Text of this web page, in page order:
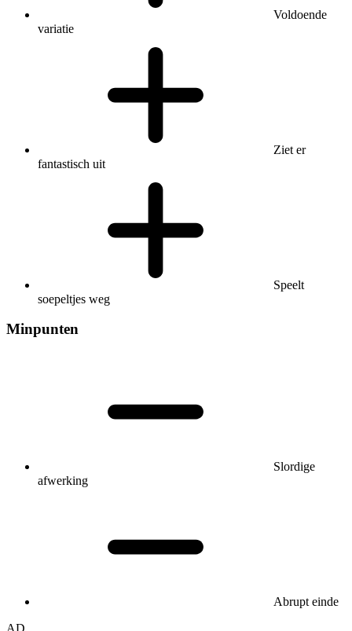
Voldoende
variatie
Ziet er
fantastisch uit
Speelt
soepeltjes weg
Minpunten
Slordige
afwerking
Abrupt einde